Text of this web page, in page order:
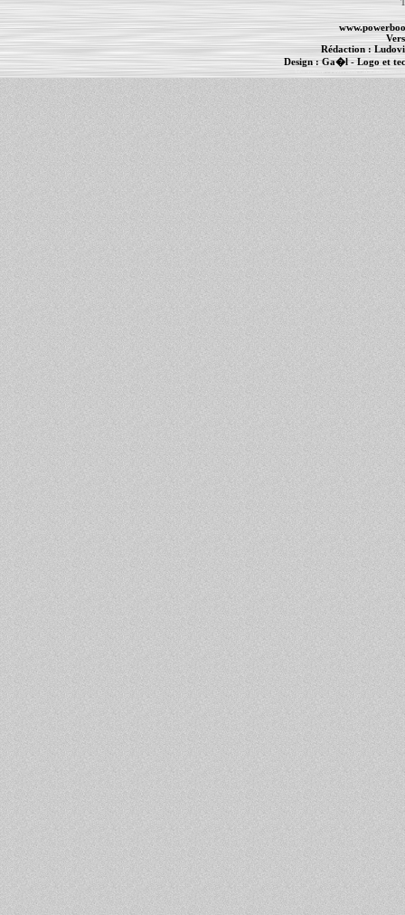
Rédaction :
Design :Ga�l- Logo et
PowerBook-MacBook Pro